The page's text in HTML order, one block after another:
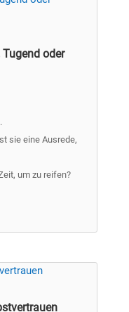
oder
sie eine Ausrede,
um zu reifen?